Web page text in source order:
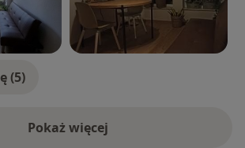
(5)
Pokaż więcejo doświadczeniu